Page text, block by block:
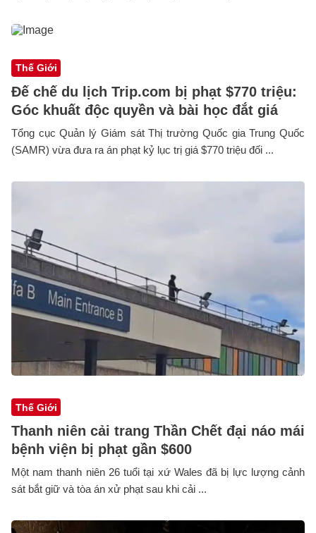
Thế Giới
Đế chế du lịch Trip.com bị phạt $770 triệu:
Góc khuất độc quyền và bài học đắt giá
Tổng cục Quản lý Giám sát Thị trường Quốc gia Trung Quốc
(SAMR) vừa đưa ra án phạt kỷ lục trị giá $770 triệu đối ...
Thế Giới
Thanh niên cải trang Thần Chết đại náo mái
bệnh viện bị phạt gần $600
Một nam thanh niên 26 tuổi tại xứ Wales đã bị lực lượng cảnh
sát bắt giữ và tòa án xử phạt sau khi cải ...